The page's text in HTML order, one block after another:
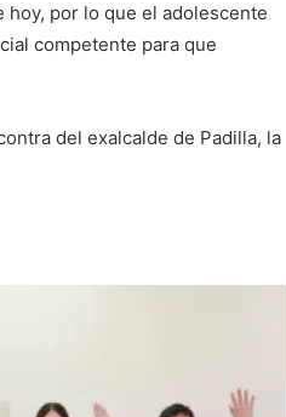
por lo que el adolescente
competente para que
del exalcalde de Padilla, la